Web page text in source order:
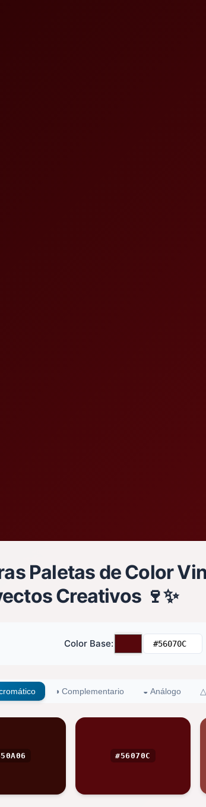
Paletas de Color
Creativos 🍷✨
Color Base:
◑ Complementario ◒ Análogo △
#56070C